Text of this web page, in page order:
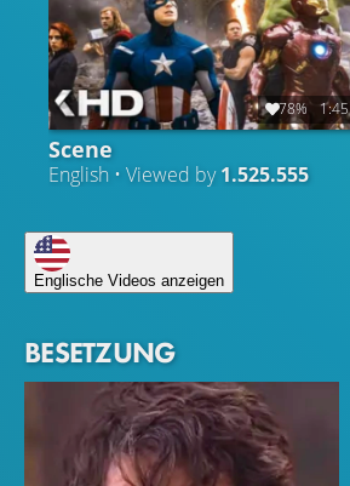
78% 1:45
Scene
English • Viewed by1.525.555
Englische Videos anzeigen
BESETZUNG